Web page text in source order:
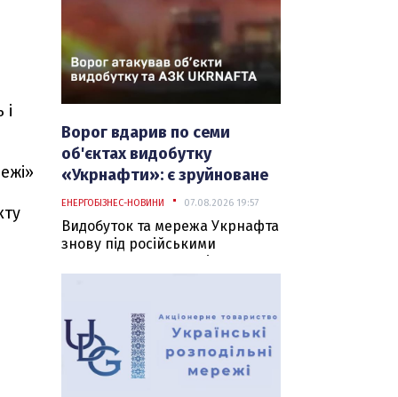
Ворог вдарив по семи
об'єктах видобутку
«Укрнафти»: є зруйноване
обладнання
ЕНЕРГОБІЗНЕС-НОВИНИ 07.08.2026 19:57
Видобуток та мережа Укрнафта
знову під російськими
енергетичного комплексу: цієї
ночі росіяни вдарили дронами
одразу по семи об'єктах
«Укрнафти», які забезпечують